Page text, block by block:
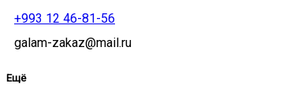
+993 12 46-81-56
galam-zakaz@mail.ru
Ещё